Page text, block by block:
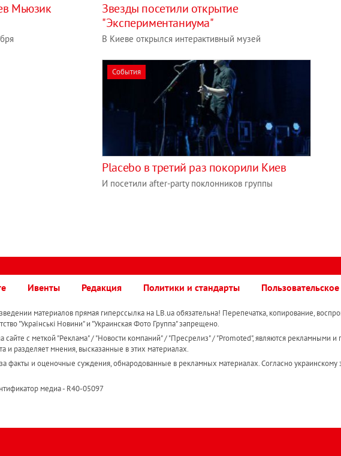
Мьюзик
Звезды посетили открытие
"Экспериментаниума"
В Киеве открылся интерактивный музей
События
Placebo в третий раз покорили Киев
И посетили after-party поклонников группы
Ивенты Редакция Политики и стандарты
материалов прямая гиперссылка на LB.ua обязательна! Перепечатка, копирование,
"Українськi Новини" и "Украинская Фото Группа" запрещено.
с меткой "Реклама" / "Новости компаний" / "Пресрелиз" / "Promoted", являются рекламными и
и разделяет мнения, высказанные в этих материалах.
факты и оценочные суждения, обнародованные в рекламных материалах. Согласно украинскому
медиа - R40-05097